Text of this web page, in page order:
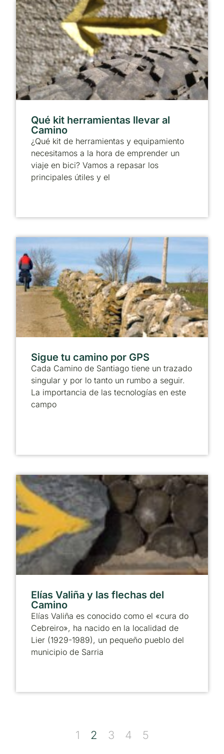
Qué kit herramientas llevar al
Camino
¿Qué kit de herramientas y equipamiento
necesitamos a la hora de emprender un
viaje en bici? Vamos a repasar los
principales útiles y el
Sigue tu camino por GPS
Cada Camino de Santiago tiene un trazado
singular y por lo tanto un rumbo a seguir.
La importancia de las tecnologías en este
campo
Elías Valiña y las flechas del
Camino
Elías Valiña es conocido como el «cura do
Cebreiro», ha nacido en la localidad de
Lier (1929-1989), un pequeño pueblo del
municipio de Sarria
1 2 3 4 5